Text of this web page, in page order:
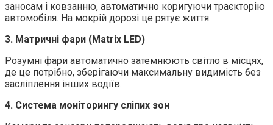
заносам і ковзанню, автоматично коригуючи траєкторію
автомобіля. На мокрій дорозі це рятує життя.
3. Матричні фари (Matrix LED)
Розумні фари автоматично затемнюють світло в місцях,
де це потрібно, зберігаючи максимальну видимість без
засліплення інших водіїв.
4. Система моніторингу сліпих зон